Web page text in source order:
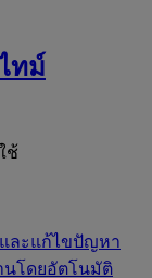
ทม์
ช้
ละแก้ไขปัญหา
นโดยอัตโนมัติ